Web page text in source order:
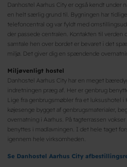
Danhostel Aarhus City er også kendt under
en helt særlig grund til. Bygningen har
telefoncentral og var fyldt med
der passede centralen. Kontakten til
samtale hen over bordet er bevaret i det
miljø. Det giver dig en spændende
Miljøvenligt hostel
Danhostel Aarhus City har en meget
indretningen præg af. Her er genbrug
Lige fra genbrugsmøbler fra et luksushotel i
køjesenge bygget af genbrugsmaterialer,
overnatning i Aarhus. På tagterrassen
benyttes i madlavningen. I det hele taget
igennem hele virksomheden.
Se Danhostel Aarhus City